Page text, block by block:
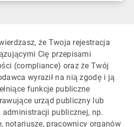
że Twoja rejestracja
Cię przepisami
(compliance) oraz że Twój
wyraził na nią zgodę i ją
funkcje publiczne
urząd publiczny lub
publicznej, np.
notariusze, pracownicy organów